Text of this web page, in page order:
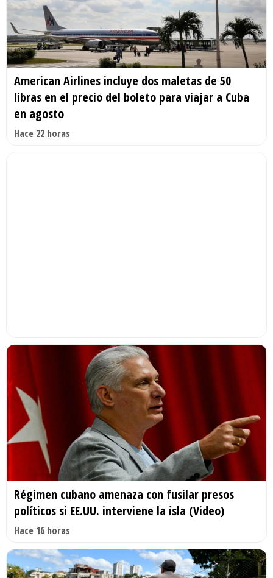
American Airlines incluye dos maletas de 50
libras en el precio del boleto para viajar a Cuba
en agosto
Hace 22 horas
Régimen cubano amenaza con fusilar presos
políticos si EE.UU. interviene la isla (Video)
Hace 16 horas